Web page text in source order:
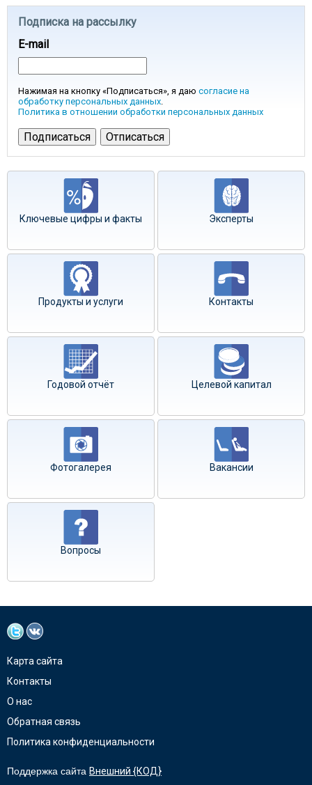
Подписка на рассылку
E-mail
Нажимая на кнопку «Подписаться», я даю согласие на
обработку персональных данных.
Политика в отношении обработки персональных данных
Ключевые цифры и факты Эксперты
Продукты и услуги Контакты
Годовой отчёт Целевой капитал
Фотогалерея Вакансии
Вопросы
Карта сайта
Контакты
О нас
Обратная связь
Политика конфиденциальности
Поддержка сайта Внешний {КОД}